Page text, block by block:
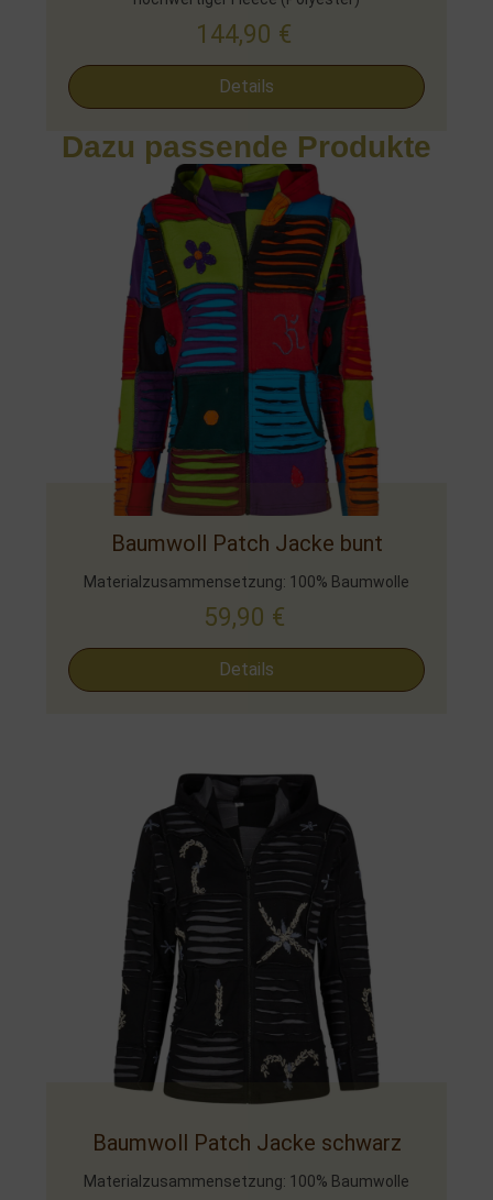
144,90 €
Details
Dazu passende Produkte
Baumwoll Patch Jacke bunt
Materialzusammensetzung: 100% Baumwolle
59,90 €
Details
Baumwoll Patch Jacke schwarz
Materialzusammensetzung: 100% Baumwolle